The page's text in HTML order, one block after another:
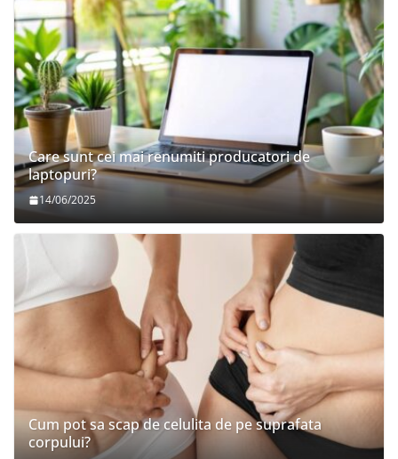
Care sunt cei mai renumiti producatori de
laptopuri?
14/06/2025
Cum pot sa scap de celulita de pe suprafata
corpului?